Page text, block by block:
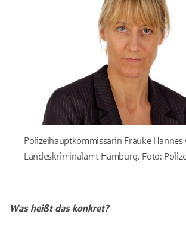
Polizeihauptkommissarin Frauke Hannes
Landeskriminalamt Hamburg. Foto:
Was heißt das konkret?